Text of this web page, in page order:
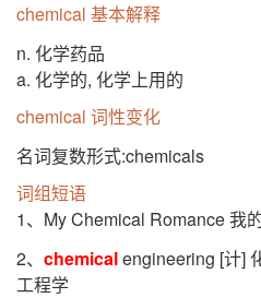
chemical 基本解释
n. 化学药品
a. 化学的, 化学上用的
chemical 词性变化
名词复数形式:chemicals
词组短语
1、My Chemical Romance 我
2、 chemicalengineering [计]
工程学